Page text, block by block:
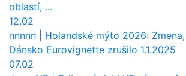
oblastí, ...
12.02
nnnnn
Holandské mýto 2026: Zmena, ktorá zasiahne
Dánsko Eurovignette zrušilo 1.1.2025
07.02